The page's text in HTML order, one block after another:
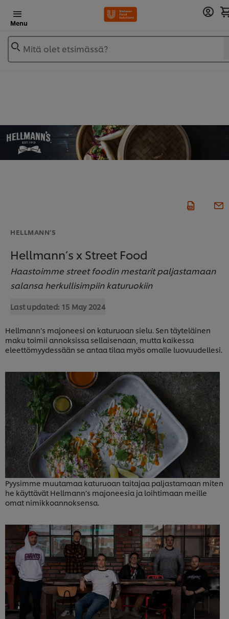
Menu
Mitä olet etsimässä?
HELLMANN’S
Hellmann’s x Street Food
Haastoimme street foodin mestarit paljastamaan
salansa herkullisimpiin katuruokiin
Last updated: 15 May 2024
Hellmann’s majoneesi on katuruoan sielu. Sen täyteläinen
maku toimii annoksissa sellaisenaan, mutta kaikessa
eleettömyydessään se antaa tilaa myös omalle luovuudellesi.
Pyysimme muutamaa katuruoan taitajaa paljastamaan miten
he käyttävät Hellmann’s majoneesia ja loihtimaan meille
omat nimikkoannoksensa.